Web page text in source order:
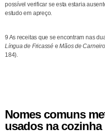
possível verificar se esta estaria
estudo em apreço.
9 As receitas que se encontram nas
Língua de FricasséeMãos de
184).
Nomes comuns
usados na cozinha